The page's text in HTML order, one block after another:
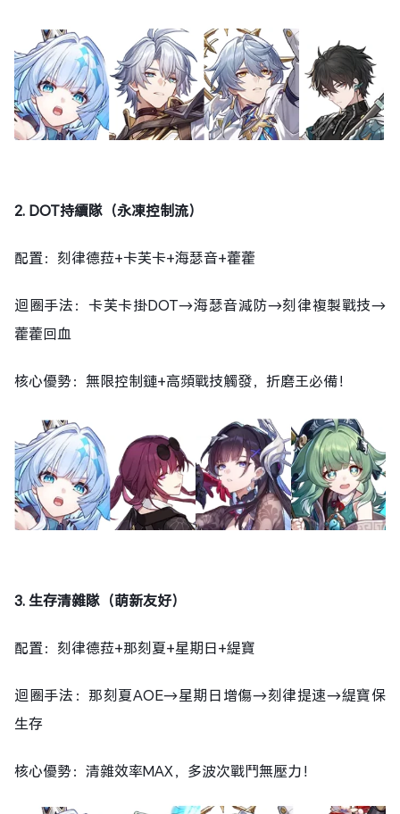
2. DOT持續隊（永凍控制流）
配置：刻律德菈+卡芙卡+海瑟音+藿藿
迴圈手法：卡芙卡掛DOT→海瑟音減防→刻律複製戰技→
藿藿回血
核心優勢：無限控制鏈+高頻戰技觸發，折磨王必備！
3. 生存清雜隊（萌新友好）
配置：刻律德菈+那刻夏+星期日+緹寶
迴圈手法：那刻夏AOE→星期日增傷→刻律提速→緹寶保
生存
核心優勢：清雜效率MAX，多波次戰鬥無壓力！